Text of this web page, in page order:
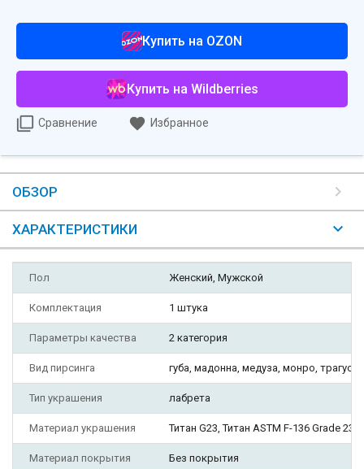
Купить на OZON
Купить на Wildberries
Сравнение Избранное
ОБЗОР
ХАРАКТЕРИСТИКИ
Пол Женский, Мужской
Комплектация 1 штука
Параметры качества 2 категория
Вид пирсинга губа, мадонна, медуза, монро, трагус,
Тип украшения лабрета
Материал украшения Титан G23, Титан ASTM F-136 Grade 23
Материал покрытия Без покрытия